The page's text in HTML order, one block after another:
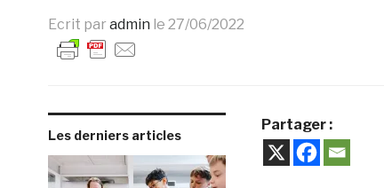
Ecrit par admin le 27/06/2022
Les derniers articles
Partager :